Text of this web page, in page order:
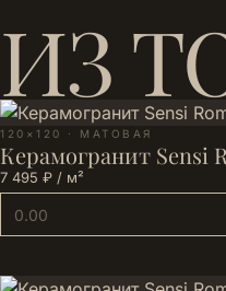
ИЗ
120×120 · МАТОВАЯ
Керамогранит Sensi
7 495 ₽ / м²